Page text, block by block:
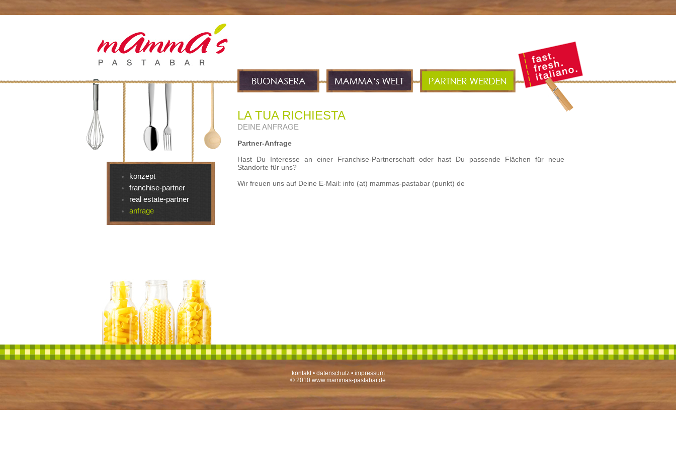
konzept
franchise-partner
real estate-partner
anfrage
LA TUA RICHIESTA
DEINE ANFRAGE
Partner-Anfrage
Hast Du Interesse an einer Franchise-Partnerschaft oder hast Du passende Flächen für neue
Standorte für uns?
Wir freuen uns auf Deine E-Mail: info (at) mammas-pastabar (punkt) de
kontakt• datenschutz• impressum
© 2010 www.mammas-pastabar.de